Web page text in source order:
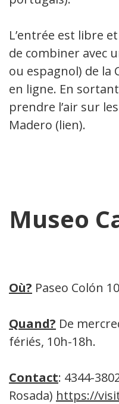
L’entrée est libre
de combiner avec
ou espagnol) de la
en ligne. En
prendre l’air sur
Madero (lien).
Museo
Où? Paseo Colón
Quand? De
fériés, 10h-18h.
Contact: 4344-
Rosada) https://